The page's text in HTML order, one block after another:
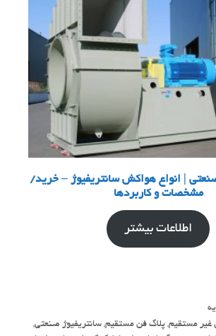
| انواع هواکش سانتریفیوژ – خرید/
مشخصات و کاربردها
اطلاعات بیشتر
غیر مستقیم, پلاگ فن مستقیم, سانتریفیوژ صنعتی,